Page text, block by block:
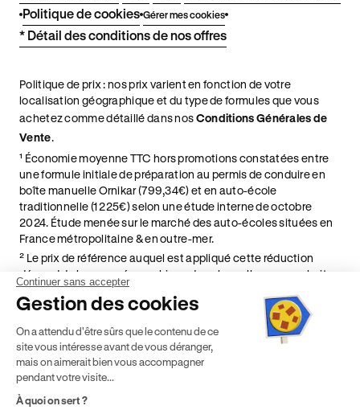
Politique de cookies Gérer mes cookies
* Détail des conditions de nos offres
Politique de prix : nos prix varient en fonction de votre
localisation géographique et du type de formules que vous
achetez comme détaillé dans nosConditions Générales de
Vente.
¹ Économie moyenne TTC hors promotions constatées entre
une formule initiale de préparation au permis de conduire en
boîte manuelle Ornikar (799,34€) et en auto-école
traditionnelle (1 225€) selon une étude interne de octobre
2024. Étude menée sur le marché des auto-écoles situées en
France métropolitaine & en outre-mer.
² Le prix de référence auquel est appliqué cette réduction
dépend de la zone géographique dans laquelle vous souhaitez
effectuer vos heures de conduite conformément à l'Article 6
de nos Conditions Générales de Vente
⁵ Montant du financement CPF variable selon les droits acquis
par chaque bénéficiaire. Exemple donné pour un titulaire
disposant de 500 € de droits CPF. Le reste à charge dépend du
solde disponible sur le Compte Personnel de Formation et du
Continuer sans accepter
Gestion des cookies
On a attendu d'être sûrs que le contenu de ce
site vous intéresse avant de vous déranger,
mais on aimerait bien vous accompagner
pendant votre visite...
À quoi on sert ?